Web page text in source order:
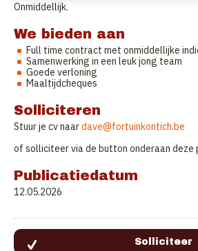
Onmiddellijk.
We bieden aan
Full time contract met onmiddellijke
Samenwerking in een leuk jong team
Goede verloning
Maaltijdcheques
Solliciteren
Stuur je cv naardave@fortuinkontich.be
of solliciteer via de button onderaan deze
Publicatiedatum
12.05.2026